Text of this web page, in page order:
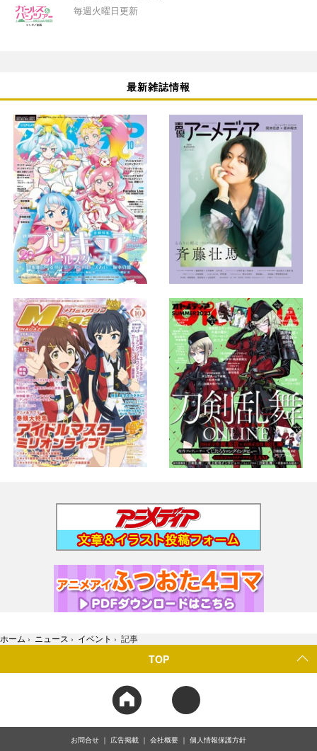
毎週火曜日更新
最新雑誌情報
ホーム › ニュース › イベント › 記事
TOP
お問合せ 広告掲載 会社概要 個人情報保護方針